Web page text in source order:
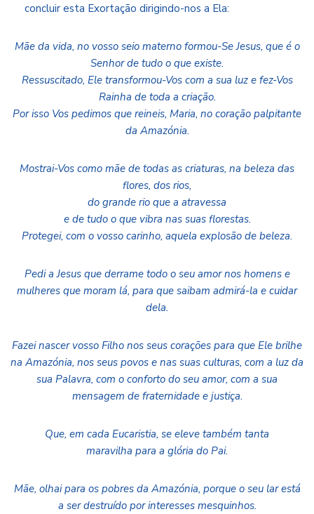
concluir esta Exortação dirigindo-nos a Ela:
Mãe da vida, no vosso seio materno formou-Se Jesus, que é o
Senhor de tudo o que existe.
Ressuscitado, Ele transformou-Vos com a sua luz e fez-Vos
Rainha de toda a criação.
Por isso Vos pedimos que reineis, Maria, no coração palpitante
da Amazónia.
Mostrai-Vos como mãe de todas as criaturas, na beleza das
flores, dos rios,
do grande rio que a atravessa
e de tudo o que vibra nas suas florestas.
Protegei, com o vosso carinho, aquela explosão de beleza.
Pedi a Jesus que derrame todo o seu amor nos homens e
mulheres que moram lá, para que saibam admirá-la e cuidar
dela.
Fazei nascer vosso Filho nos seus corações para que Ele brilhe
na Amazónia, nos seus povos e nas suas culturas, com a luz da
sua Palavra, com o conforto do seu amor, com a sua
mensagem de fraternidade e justiça.
Que, em cada Eucaristia, se eleve também tanta
maravilha para a glória do Pai.
Mãe, olhai para os pobres da Amazónia, porque o seu lar está
a ser destruído por interesses mesquinhos.